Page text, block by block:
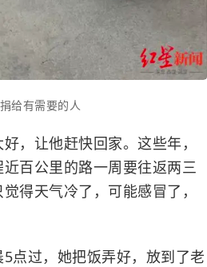
给有需要的人
，让他赶快回家。这些年，
百公里的路一周要往返两三
得天气冷了，可能感冒了，
点过，她把饭弄好，放到了老